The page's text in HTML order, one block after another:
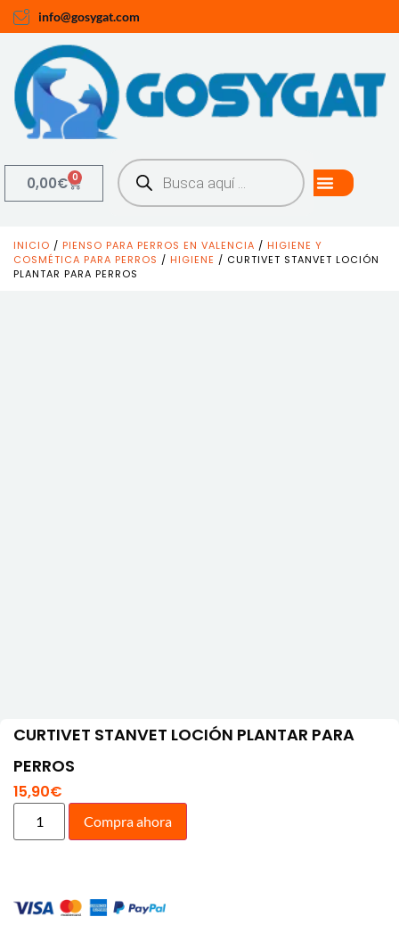
info@gosygat.com
0,00€ 0
INICIO / PIENSO PARA PERROS EN VALENCIA / HIGIENE Y
COSMÉTICA PARA PERROS / HIGIENE / CURTIVET STANVET LOCIÓN
PLANTAR PARA PERROS
CURTIVET STANVET LOCIÓN PLANTAR PARA
PERROS
15,90€
Compra ahora